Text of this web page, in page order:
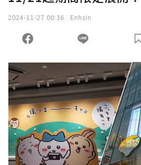
2024-11-27 00:36 Enhsin